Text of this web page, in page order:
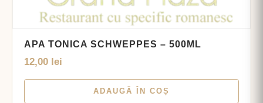
APA TONICA SCHWEPPES – 500ML
12,00 lei
ADAUGĂ ÎN COȘ